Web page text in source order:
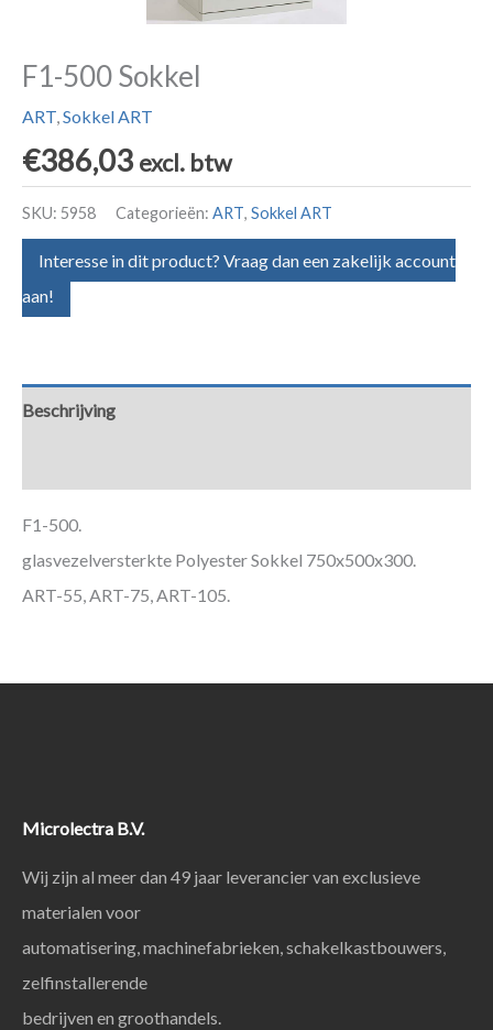
F1-500 Sokkel
ART,Sokkel ART
€386,03 excl. btw
SKU: 5958 Categorieën: ART, Sokkel ART
Interesse in dit product? Vraag dan een zakelijk account
aan!
Beschrijving
F1-500.
glasvezelversterkte Polyester Sokkel 750x500x300.
ART-55, ART-75, ART-105.
Microlectra B.V.
Wij zijn al meer dan 49 jaar leverancier van exclusieve
materialen voor
automatisering, machinefabrieken, schakelkastbouwers,
zelfinstallerende
bedrijven en groothandels.